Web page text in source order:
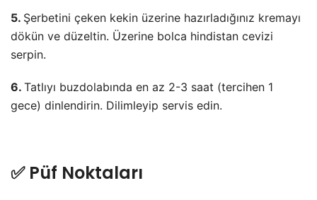
5. Şerbetini çeken kekin üzerine hazırladığınız kremayı
dökün ve düzeltin. Üzerine bolca hindistan cevizi
serpin.
6. Tatlıyı buzdolabında en az 2-3 saat (tercihen 1
gece) dinlendirin. Dilimleyip servis edin.
✅ Püf Noktaları